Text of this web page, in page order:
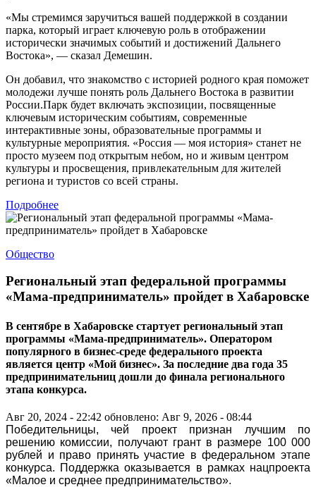
«Мы стремимся заручиться вашей поддержкой в создании
парка, который играет ключевую роль в отображении
исторически значимых событий и достижений Дальнего
Востока», — сказал Демешин.
Он добавил, что знакомство с историей родного края поможет
молодежи лучше понять роль Дальнего Востока в развитии
России.Парк будет включать экспозиции, посвященные
ключевым историческим событиям, современные
интерактивные зоны, образовательные программы и
культурные мероприятия. «Россия — моя история» станет не
просто музеем под открытым небом, но и живым центром
культуры и просвещения, привлекательным для жителей
региона и туристов со всей страны.
Подробнее
Общество
Региональный этап федеральной программы
«Мама-предприниматель» пройдет в Хабаровске
В сентябре в Хабаровске стартует региональный этап
программы «Мама-предприниматель». Оператором
популярного в бизнес-среде федерального проекта
является центр «Мой бизнес». За последние два года 35
предпринимательниц дошли до финала регионального
этапа конкурса.
Авг 20, 2024 - 22:42 обновлено: Авг 9, 2026 - 08:44
Победительницы, чей проект признан лучшим по
решению комиссии, получают грант в размере 100 000
рублей и право принять участие в федеральном этапе
конкурса. Поддержка оказывается в рамках нацпроекта
«Малое и среднее предпринимательство».